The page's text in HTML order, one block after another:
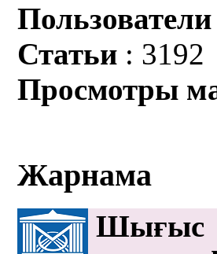
Пользователи
Статьи : 3192
Просмотры
Жарнама
Шығыс